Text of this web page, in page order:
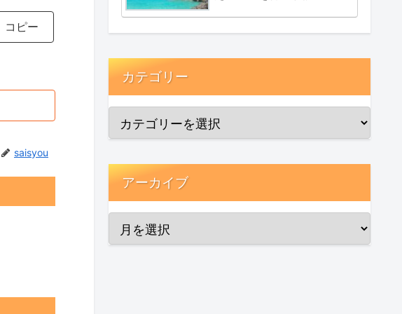
コピー
saisyou
カテゴリー
アーカイブ